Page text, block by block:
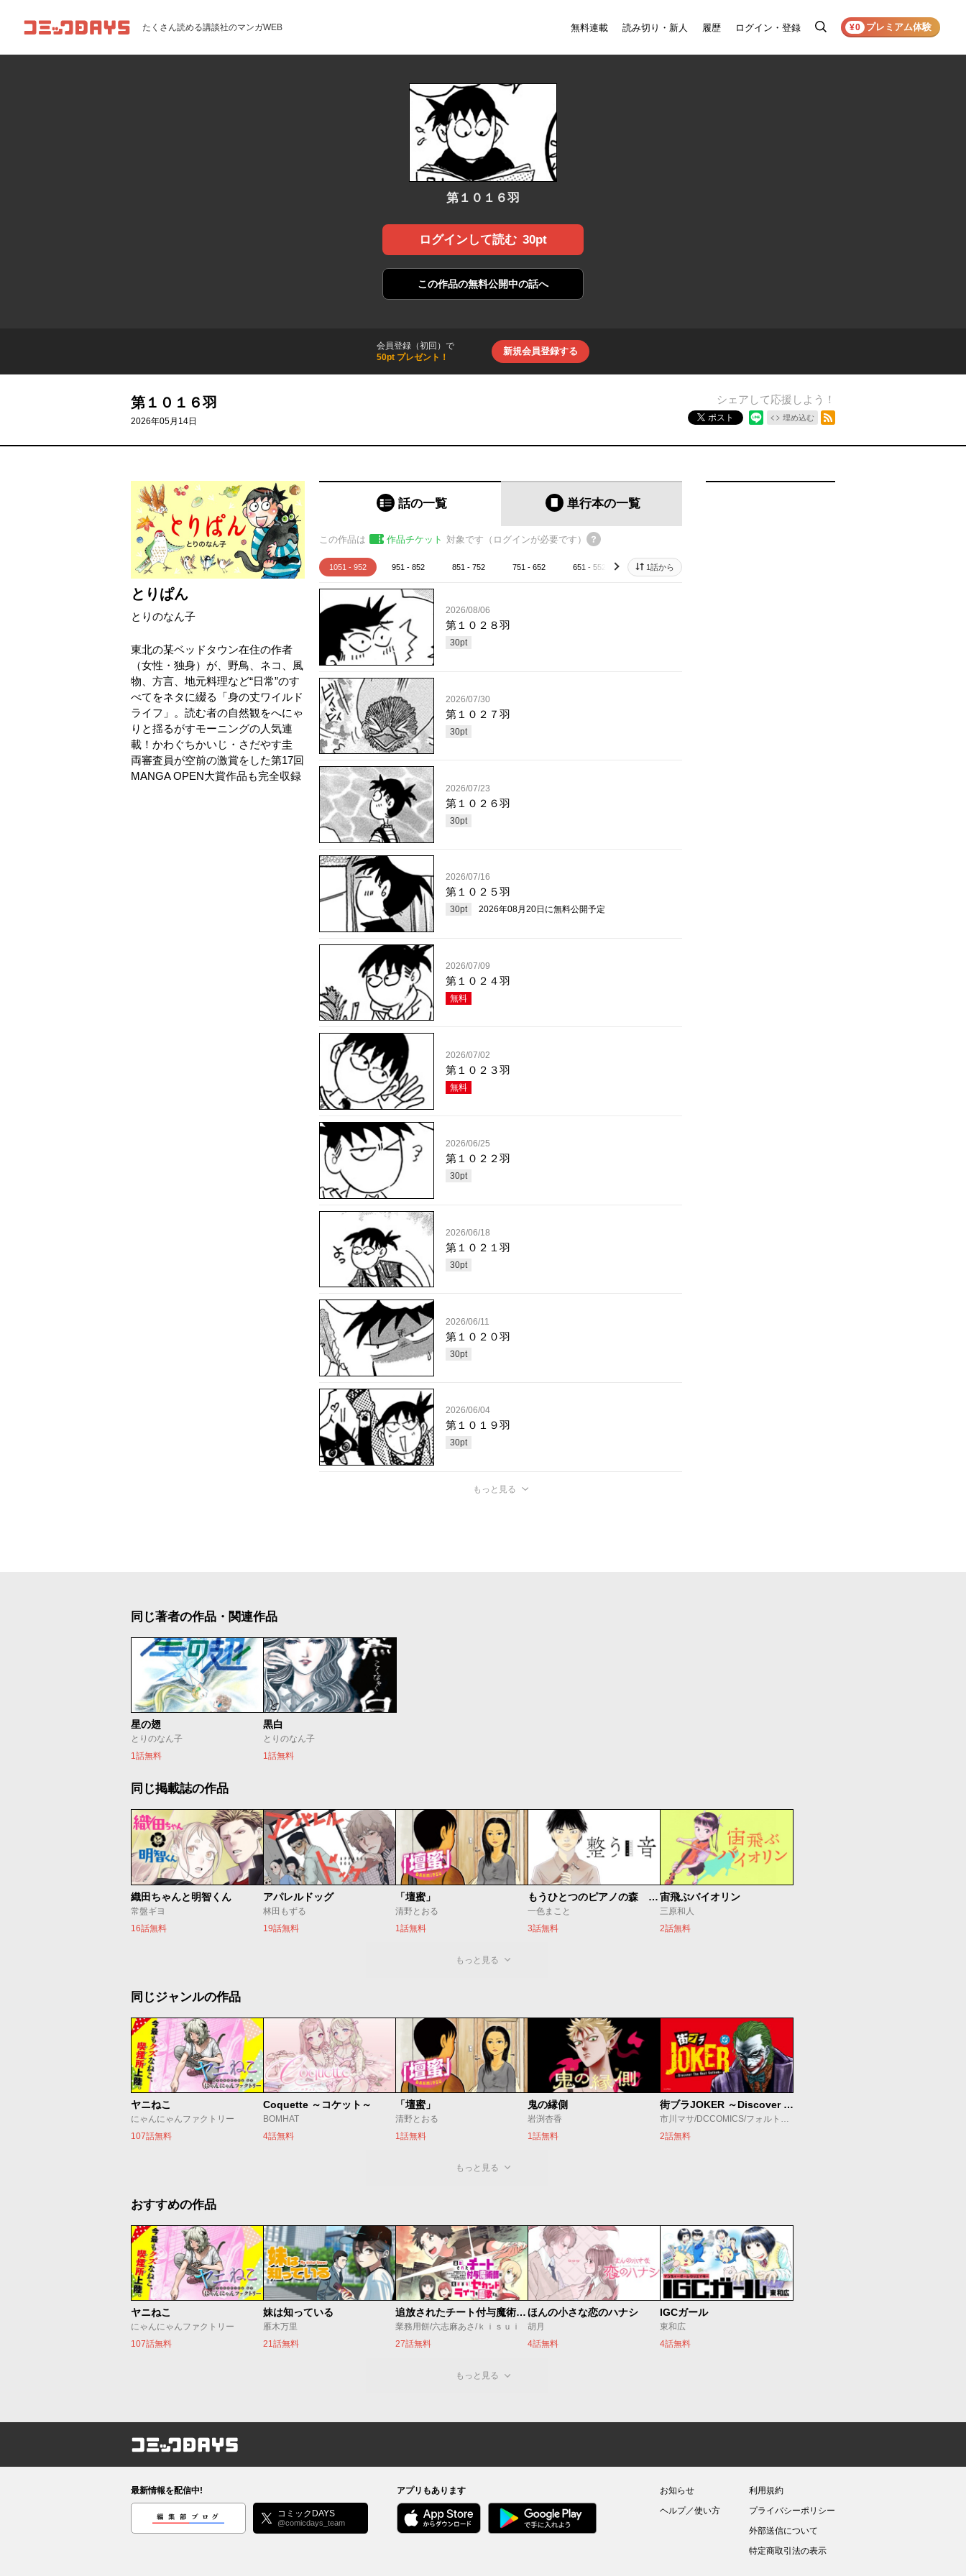
コミックDAYS たくさん読める講談社のマンガWEB 無料連載 読み切り・新人 履歴 ログイン・登録
検
¥0 プレミアム体験
第１０１６羽
ログインして読む 30pt
この作品の無料公開中の話へ
会員登録（初回）で
50pt プレゼント！
新規会員登録する
第１０１６羽
2026年05月14日
シェアして応援しよう！
ポスト 埋め込む
とりぱん
とりのなん子
東北の某ベッドタウン在住の作者
（女性・独身）が、野鳥、ネコ、風
物、方言、地元料理など“日常”のす
べてをネタに綴る「身の丈ワイルド
ライフ」。読む者の自然観をへにゃ
りと揺るがすモーニングの人気連
載！かわぐちかいじ・さだやす圭
両審査員が空前の激賞をした第17回
MANGA OPEN大賞作品も完全収録
話の一覧 単行本の一覧
この作品は 作品チケット 対象です（ログインが必要です）
1051 - 952 951 - 852 851 - 752 751 - 652 651 - 552 551 - 452
next 1話から
2026/08/06
第１０２８羽
30pt
2026/07/30
第１０２７羽
30pt
2026/07/23
第１０２６羽
30pt
2026/07/16
第１０２５羽
30pt 2026年08月20日 に無料公開予定
2026/07/09
第１０２４羽
無料
2026/07/02
第１０２３羽
無料
2026/06/25
第１０２２羽
30pt
2026/06/18
第１０２１羽
30pt
2026/06/11
第１０２０羽
30pt
2026/06/04
第１０１９羽
30pt
もっと見る
同じ著者の作品・関連作品
星の翅
とりのなん子
1話無料
黒白
とりのなん子
1話無料
同じ掲載誌の作品
織田ちゃんと明智くん
常盤ギヨ
16話無料
アパレルドッグ
林田もずる
19話無料
「壇蜜」
清野とおる
1話無料
もうひとつのピアノの森 整う音
一色まこと
3話無料
宙飛ぶバイオリン
三原和人
2話無料
もっと見る
同じジャンルの作品
ヤニねこ
にゃんにゃんファクトリー
107話無料
Coquette ～コケット～
BOMHAT
4話無料
「壇蜜」
清野とおる
1話無料
鬼の縁側
岩渕杏香
1話無料
街ブラJOKER ～Discover The Next Gotham～
市川マサ/DCCOMICS/フォルトゥーナ
2話無料
もっと見る
おすすめの作品
ヤニねこ
にゃんにゃんファクトリー
107話無料
妹は知っている
雁木万里
21話無料
追放されたチート付与魔術師は気ままなセカンドライフを謳歌する。 ～俺は武器だけじゃなく、あらゆるものに『強化ポイント』を付与できるし、俺の意思でいつでも効果を解除できるけど、残った人たち大丈夫？～
業務用餅/六志麻あさ/ｋｉｓｕｉ
27話無料
ほんの小さな恋のハナシ
胡月
4話無料
IGCガール
東和広
4話無料
もっと見る
コミックDAYS
最新情報を配信中!
編集部ブログ コミックDAYS
@comicdays_team
アプリもあります
お知らせ
ヘルプ／使い方
利用規約
プライバシーポリシー
外部送信について
特定商取引法の表示